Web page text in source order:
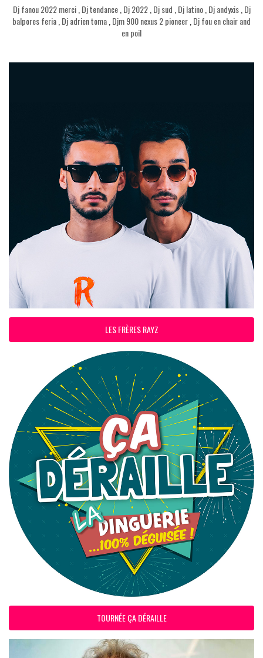
Dj fanou 2022 merci, Dj tendance, Dj 2022, Dj sud Dj latino, Dj andyxis, Dj
balpores feria Dj adrien toma Djm 900 nexus 2 pioneer Dj fou en chair and
en poil
LES FRÈRES RAYZ
TOURNÉE ÇA DÉRAILLE